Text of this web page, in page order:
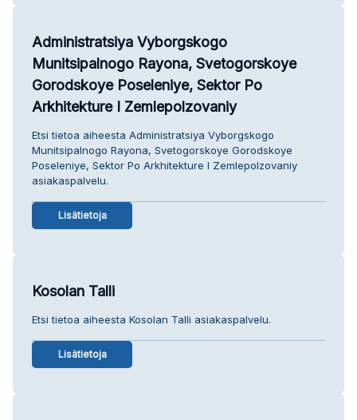
Administratsiya Vyborgskogo
Munitsipalnogo Rayona, Svetogorskoye
Gorodskoye Poseleniye, Sektor Po
Arkhitekture I Zemlepolzovaniy
Etsi tietoa aiheesta Administratsiya Vyborgskogo
Munitsipalnogo Rayona, Svetogorskoye Gorodskoye
Poseleniye, Sektor Po Arkhitekture I Zemlepolzovaniy
asiakaspalvelu.
Lisätietoja
Kosolan Talli
Etsi tietoa aiheesta Kosolan Talli asiakaspalvelu.
Lisätietoja